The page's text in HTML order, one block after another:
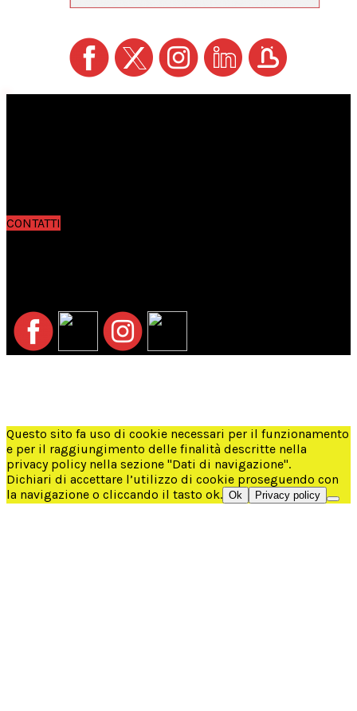
CONTATTI
Questo sito fa uso di cookie necessari per il funzionamento
e per il raggiungimento delle finalità descritte nella
privacy policy nella sezione "Dati di navigazione".
Dichiari di accettare l’utilizzo di cookie proseguendo con
la navigazione o cliccando il tasto ok. Ok Privacy policy